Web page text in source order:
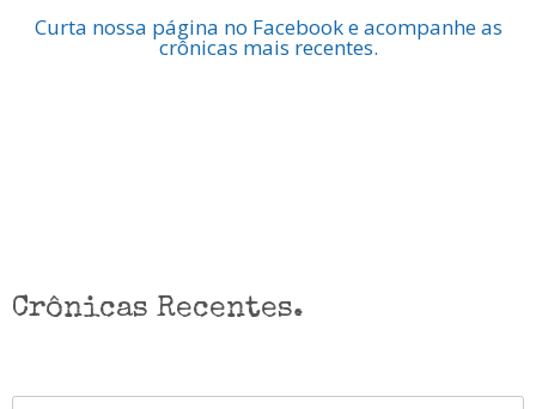
Curta nossa página no Facebook e acompanhe as
crônicas mais recentes.
Crônicas Recentes.